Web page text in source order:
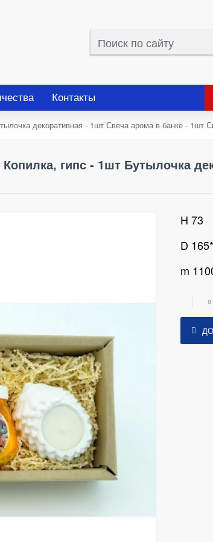
Контакты
декоративная - 1шт Свеча арома в банке - 1шт
гипс - 1шт Бутылочка
H 73
D
m